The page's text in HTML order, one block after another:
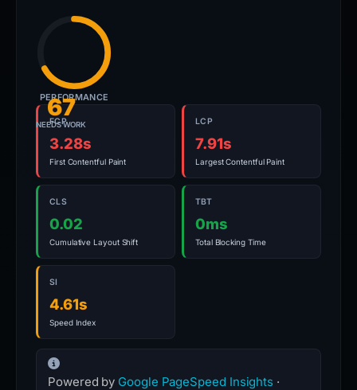
67
NEEDS WORK
PERFORMANCE
FCP
3.28s
First Contentful Paint
LCP
7.91s
Largest Contentful Paint
CLS
0.02
Cumulative Layout Shift
TBT
0ms
Total Blocking Time
SI
4.61s
Speed Index
Powered by Google PageSpeed Insights ·